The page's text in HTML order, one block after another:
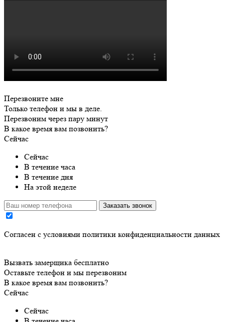
Перезвоните мне
Только телефон и мы в деле.
Перезвоним через пару минут
В какое время вам позвонить?
Сейчас
Сейчас
В течение часа
В течение дня
На этой неделе
Заказать звонок
Cогласен с условиями политики конфиденциальности данных
Вызвать замерщика бесплатно
Оставьте телефон и мы перезвоним
В какое время вам позвонить?
Сейчас
Сейчас